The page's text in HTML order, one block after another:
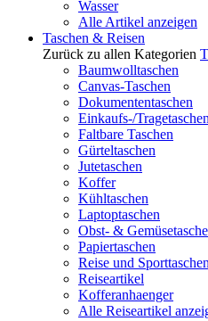
Wasser
Alle Artikel anzeigen
Taschen & Reisen
Zurück zu allen Kategorien
Baumwolltaschen
Canvas-Taschen
Dokumententaschen
Einkaufs-/Tragetaschen
Faltbare Taschen
Gürteltaschen
Jutetaschen
Koffer
Kühltaschen
Laptoptaschen
Obst- &
Papiertaschen
Reise und Sporttaschen
Reiseartikel
Kofferanhaenger
Alle Reiseartikel